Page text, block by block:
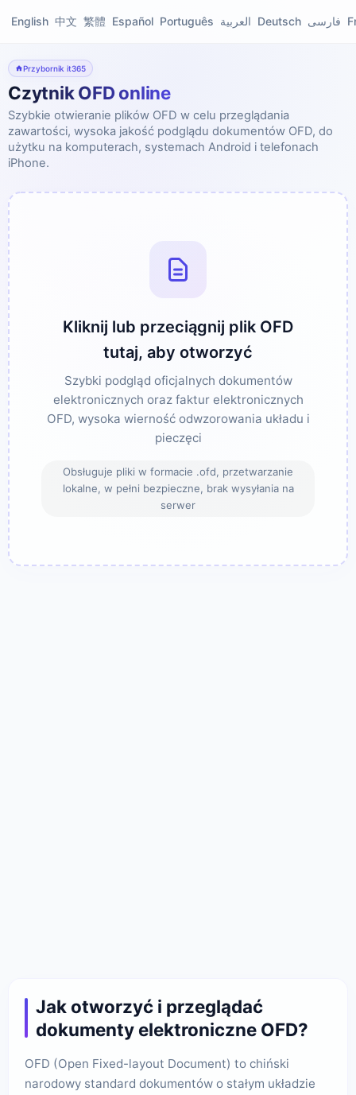
English 中文 繁體 Español Português العربية Deutsch فارسی
Przybornik it365
Czytnik OFD online
Szybkie otwieranie plików OFD w celu przeglądania
zawartości, wysoka jakość podglądu dokumentów OFD, do
użytku na komputerach, systemach Android i telefonach
iPhone.
Kliknij lub przeciągnij plik OFD
tutaj, aby otworzyć
Szybki podgląd oficjalnych dokumentów
elektronicznych oraz faktur elektronicznych
OFD, wysoka wierność odwzorowania układu i
pieczęci
Obsługuje pliki w formacie .ofd, przetwarzanie
lokalne, w pełni bezpieczne, brak wysyłania na
serwer
Jak otworzyć i przeglądać
dokumenty elektroniczne OFD?
OFD (Open Fixed-layout Document) to chiński
narodowy standard dokumentów o stałym układzie